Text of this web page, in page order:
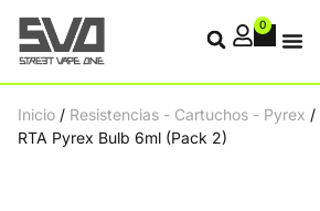
0
Inicio / Resistencias - Cartuchos - Pyrex /
RTA Pyrex Bulb 6ml (Pack 2)